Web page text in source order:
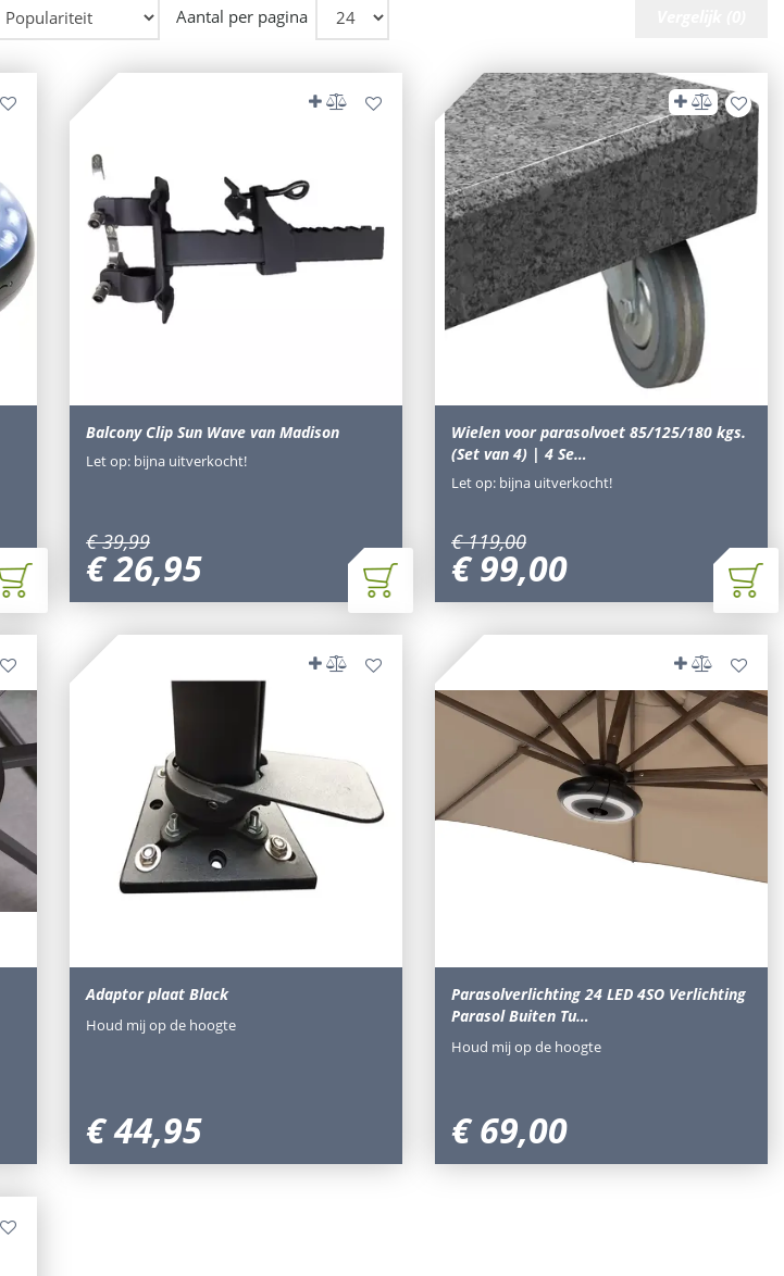
Aantal per pagina
Balcony Clip Sun Wave van Madison
€ 39,99
€26,95
Let op: bijna uitverkocht!
Wielen voor parasolvoet 85/125/180 kgs.
(Set van 4) | 4 Se…
€ 119,00
€ 99,00
Let op: bijna uitverkocht!
Adaptor plaat Black
€44,95
Houd mij op de hoogte
Parasolverlichting 24 LED 4SO Verlichting
Parasol Buiten Tu…
€ 69,00
Houd mij op de hoogte